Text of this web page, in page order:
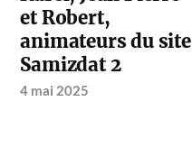
et Robert,
animateurs du site
Samizdat 2
4 mai 2025